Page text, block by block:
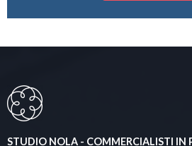
STUDIO NOLA - COMMERCIALISTI IN